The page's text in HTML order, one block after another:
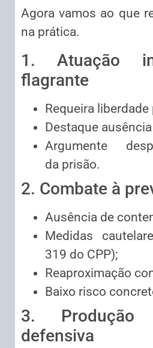
Agora vamos ao que
na prática.
1. Atuação
flagrante
Requeira
Destaque
Argumente
da prisão.
2. Combate à
Ausência de
Medidas
319 do CPP);
Reaproximação
Baixo risco
3.
defensiva